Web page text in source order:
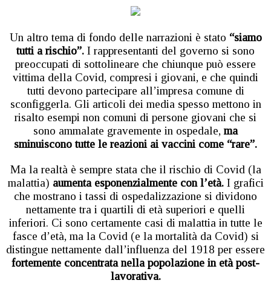
Un altro tema di fondo delle narrazioni è stato “siamo
tutti a rischio”. I rappresentanti del governo si sono
preoccupati di sottolineare che chiunque può essere
vittima della Covid, compresi i giovani, e che quindi
tutti devono partecipare all’impresa comune di
sconfiggerla. Gli articoli dei media spesso mettono in
risalto esempi non comuni di persone giovani che si
sono ammalate gravemente in ospedale, ma
sminuiscono tutte le reazioni ai vaccini come “rare”.
Ma la realtà è sempre stata che il rischio di Covid (la
malattia) aumenta esponenzialmente con l’età.I grafici
che mostrano i tassi di ospedalizzazione si dividono
nettamente tra i quartili di età superiori e quelli
inferiori. Ci sono certamente casi di malattia in tutte le
fasce d’età, ma la Covid (e la mortalità da Covid) si
distingue nettamente dall’influenza del 1918 per essere
fortemente concentrata nella popolazione in età post-
lavorativa.